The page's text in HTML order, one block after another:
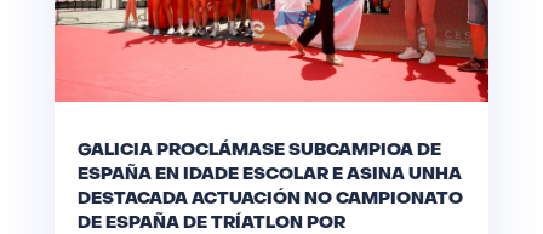
GALICIA PROCLÁMASE SUBCAMPIOA DE
ESPAÑA EN IDADE ESCOLAR E ASINA UNHA
DESTACADA ACTUACIÓN NO CAMPIONATO
DE ESPAÑA DE TRÍATLON POR